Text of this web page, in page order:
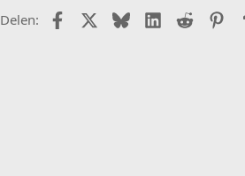
Delen: FacebookX (Twitter)
BlueskyLinkedIn
Reddit